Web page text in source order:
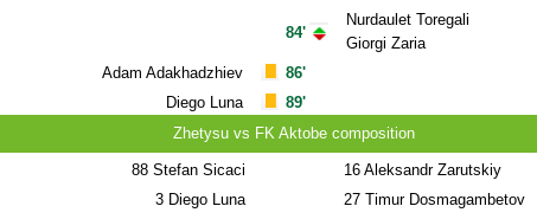
Adam Adakhadzhiev
Diego Luna
84'
86'
89'
Nurdaulet Toregali
Giorgi Zaria
Zhetysu vs FK Aktobe composition
88Stefan Sicaci
3Diego Luna
16Aleksandr Zarutskiy
27Timur Dosmagambetov